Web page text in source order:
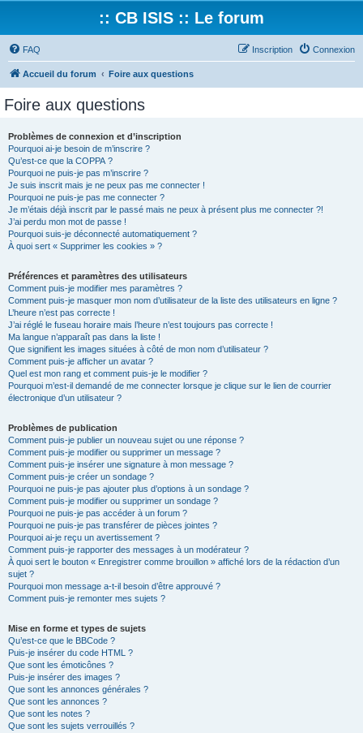
:: CB ISIS :: Le forum
FAQ Connexion
Inscription
Accueil du forum Foire aux questions
Foire aux questions
Problèmes de connexion et d’inscription
Pourquoi ai-je besoin de m’inscrire ?
Qu’est-ce que la COPPA ?
Pourquoi ne puis-je pas m’inscrire ?
Je suis inscrit mais je ne peux pas me connecter !
Pourquoi ne puis-je pas me connecter ?
Je m’étais déjà inscrit par le passé mais ne peux à présent plus me connecter ?!
J’ai perdu mon mot de passe !
Pourquoi suis-je déconnecté automatiquement ?
À quoi sert « Supprimer les cookies » ?
Préférences et paramètres des utilisateurs
Comment puis-je modifier mes paramètres ?
Comment puis-je masquer mon nom d’utilisateur de la liste des utilisateurs en ligne ?
L’heure n’est pas correcte !
J’ai réglé le fuseau horaire mais l’heure n’est toujours pas correcte !
Ma langue n’apparaît pas dans la liste !
Que signifient les images situées à côté de mon nom d’utilisateur ?
Comment puis-je afficher un avatar ?
Quel est mon rang et comment puis-je le modifier ?
Pourquoi m’est-il demandé de me connecter lorsque je clique sur le lien de courrier
électronique d’un utilisateur ?
Problèmes de publication
Comment puis-je publier un nouveau sujet ou une réponse ?
Comment puis-je modifier ou supprimer un message ?
Comment puis-je insérer une signature à mon message ?
Comment puis-je créer un sondage ?
Pourquoi ne puis-je pas ajouter plus d’options à un sondage ?
Comment puis-je modifier ou supprimer un sondage ?
Pourquoi ne puis-je pas accéder à un forum ?
Pourquoi ne puis-je pas transférer de pièces jointes ?
Pourquoi ai-je reçu un avertissement ?
Comment puis-je rapporter des messages à un modérateur ?
À quoi sert le bouton « Enregistrer comme brouillon » affiché lors de la rédaction d’un
sujet ?
Pourquoi mon message a-t-il besoin d’être approuvé ?
Comment puis-je remonter mes sujets ?
Mise en forme et types de sujets
Qu’est-ce que le BBCode ?
Puis-je insérer du code HTML ?
Que sont les émoticônes ?
Puis-je insérer des images ?
Que sont les annonces générales ?
Que sont les annonces ?
Que sont les notes ?
Que sont les sujets verrouillés ?